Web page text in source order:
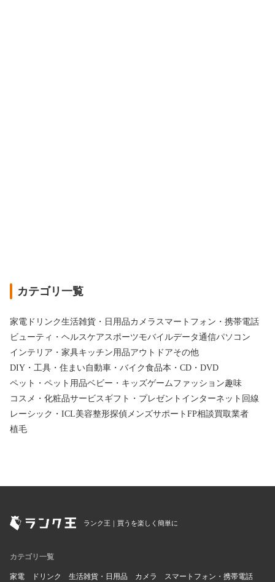
カテゴリ一覧
家電 ドリンク生活雑貨・日用品カメラ スマートフォン・携帯電話
ビューティ・ヘルスケア スポーツモバイルデータ通信パソコン
インテリア・家具キッチン用品アウトドアその他
DIY・工具・住まい自動車・バイク食品本・CD・DVD
ペット・ペット用品ベビー・キッズゲーム ファッション趣味
コスメ・化粧品サービス ギフト・プレゼント インターネット回線
レーシック・ICL美容整形探偵 メンズサポート FP相談買取業者
植毛
ランク王｜買うを楽しく簡単に
カテゴリ一覧
家電 ドリンク 生活雑貨・日用品 カメラ スマートフォン・携帯電話